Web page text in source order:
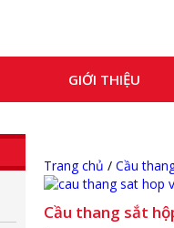
GIỚI THIỆU
Trang chủ / Cầu
Cầu thang sắt